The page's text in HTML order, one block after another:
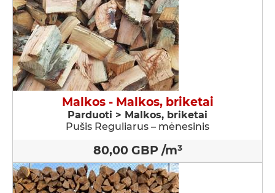
Malkos - Malkos, briketai
Parduoti > Malkos, briketai
Pušis Reguliarus – mėnesinis
80,00 GBP /m³